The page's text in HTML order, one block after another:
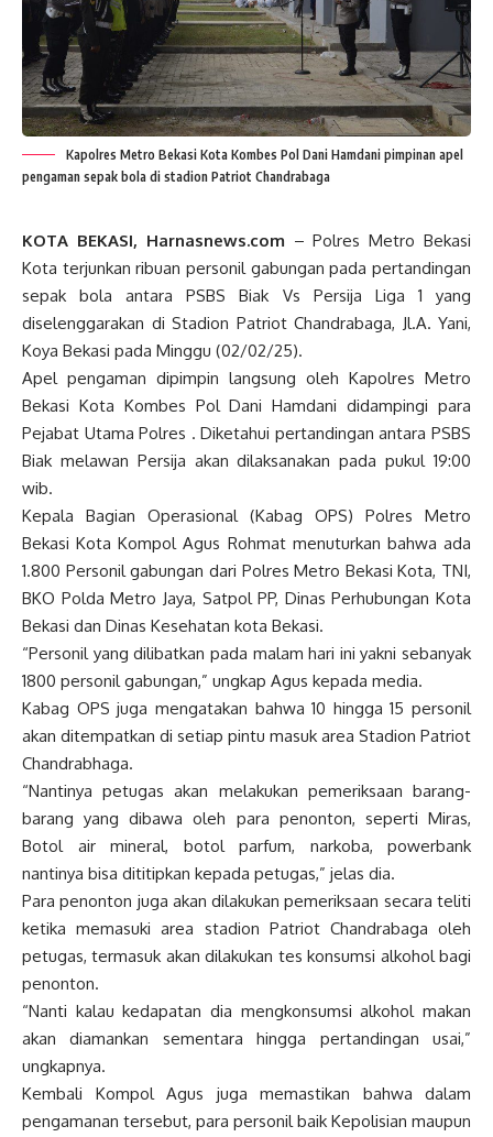
Kapolres Metro Bekasi Kota Kombes Pol Dani Hamdani pimpinan apel
pengaman sepak bola di stadion Patriot Chandrabaga
KOTA BEKASI, Harnasnews.com – Polres Metro Bekasi
Kota terjunkan ribuan personil gabungan pada pertandingan
sepak bola antara PSBS Biak Vs Persija Liga 1 yang
diselenggarakan di Stadion Patriot Chandrabaga, Jl.A. Yani,
Koya Bekasi pada Minggu (02/02/25).
Apel pengaman dipimpin langsung oleh Kapolres Metro
Bekasi Kota Kombes Pol Dani Hamdani didampingi para
Pejabat Utama Polres . Diketahui pertandingan antara PSBS
Biak melawan Persija akan dilaksanakan pada pukul 19:00
wib.
Kepala Bagian Operasional (Kabag OPS) Polres Metro
Bekasi Kota Kompol Agus Rohmat menuturkan bahwa ada
1.800 Personil gabungan dari Polres Metro Bekasi Kota, TNI,
BKO Polda Metro Jaya, Satpol PP, Dinas Perhubungan Kota
Bekasi dan Dinas Kesehatan kota Bekasi.
“Personil yang dilibatkan pada malam hari ini yakni sebanyak
1800 personil gabungan,” ungkap Agus kepada media.
Kabag OPS juga mengatakan bahwa 10 hingga 15 personil
akan ditempatkan di setiap pintu masuk area Stadion Patriot
Chandrabhaga.
“Nantinya petugas akan melakukan pemeriksaan barang-
barang yang dibawa oleh para penonton, seperti Miras,
Botol air mineral, botol parfum, narkoba, powerbank
nantinya bisa dititipkan kepada petugas,” jelas dia.
Para penonton juga akan dilakukan pemeriksaan secara teliti
ketika memasuki area stadion Patriot Chandrabaga oleh
petugas, termasuk akan dilakukan tes konsumsi alkohol bagi
penonton.
“Nanti kalau kedapatan dia mengkonsumsi alkohol makan
akan diamankan sementara hingga pertandingan usai,”
ungkapnya.
Kembali Kompol Agus juga memastikan bahwa dalam
pengamanan tersebut, para personil baik Kepolisian maupun